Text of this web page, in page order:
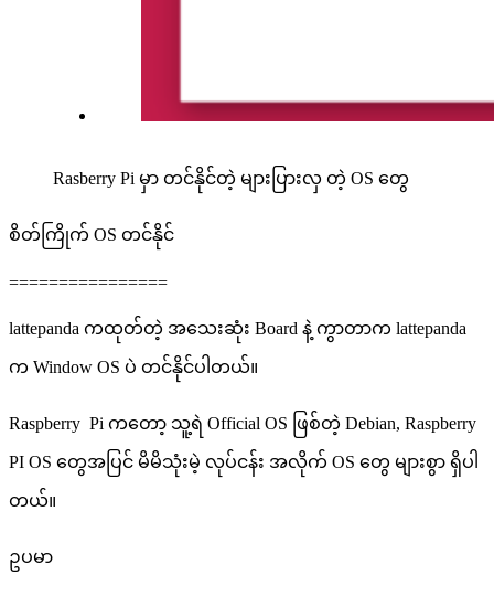
Rasberry Pi မှာ တင်နိုင်တဲ့ များပြားလှ တဲ့ OS တွေ
စိတ်ကြိုက် OS တင်နိုင်
================
lattepanda ကထုတ်တဲ့ အသေးဆုံး Board နဲ့ ကွာတာက lattepanda
က Window OS ပဲ တင်နိုင်ပါတယ်။
Raspberry Pi ကတော့ သူ့ရဲ Official OS ဖြစ်တဲ့ Debian, Raspberry
PI OS တွေအပြင် မိမိသုံးမဲ့ လုပ်ငန်း အလိုက် OS တွေ များစွာ ရှိပါ
တယ်။
ဥပမာ